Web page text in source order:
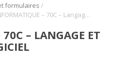
formulaires /
INFORMATIQUE – 70C – Langage et conception logiciel
– LANGAGE ET